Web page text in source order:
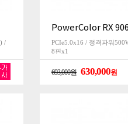
/
PowerColor RX
PCIe5.0x16 / 정격파워
8핀x1
693,000원 630,000원